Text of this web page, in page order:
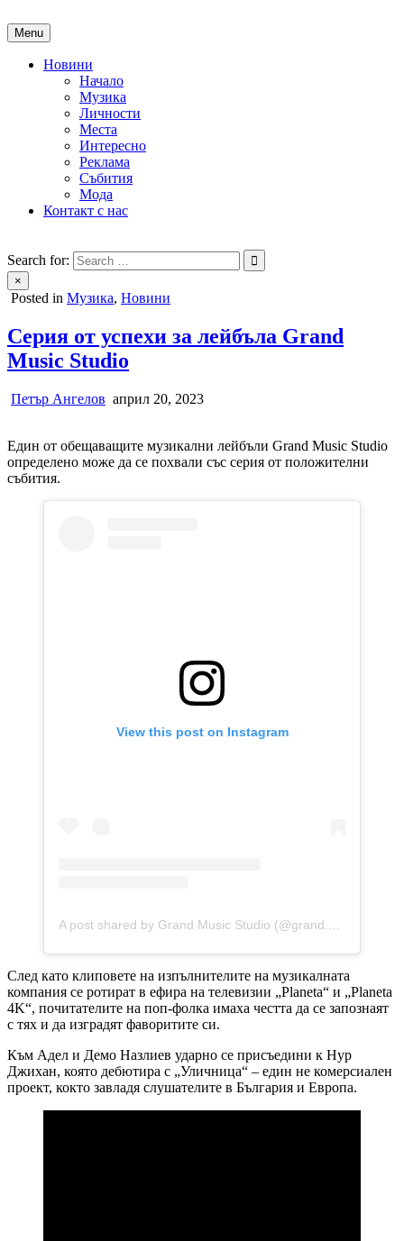
to
content
Menu
Новини
Начало
Музика
Личности
Места
Интересно
Реклама
Събития
Мода
Контакт с нас
People of Bulgaria
За хората на България
Search for:
×
Posted in Музика, Новини
Серия от успехи за лейбъла Grand
Music Studio
Петър Ангелов април 20, 2023
Един от обещаващите музикални лейбъли Grand Music Studio
определено може да се похвали със серия от положителни
събития.
View this post on Instagram
След като клиповете на изпълнителите на музикалната
компания се ротират в ефира на телевизии „Planeta“ и „Planeta
4K“, почитателите на поп-фолка имаха честта да се запознаят
с тях и да изградят фаворитите си.
Към Адел и Демо Назлиев ударно се присъедини к Нур
Джихан, която дебютира с „Уличница“ – един не комерсиален
проект, кокто завладя слушателите в България и Европа.